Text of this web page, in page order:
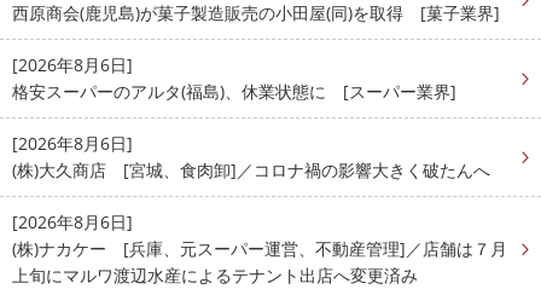
西原商会(鹿児島)が菓子製造販売の小田屋(同)を取得 [菓子業界]
[2026年8月6日]
格安スーパーのアルタ(福島)、休業状態に [スーパー業界]
[2026年8月6日]
(株)大久商店 [宮城、食肉卸]／コロナ禍の影響大きく破たんへ
[2026年8月6日]
(株)ナカケー [兵庫、元スーパー運営、不動産管理]／店舗は７月
上旬にマルワ渡辺水産によるテナント出店へ変更済み